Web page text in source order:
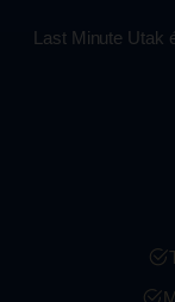
Last Minute Utak